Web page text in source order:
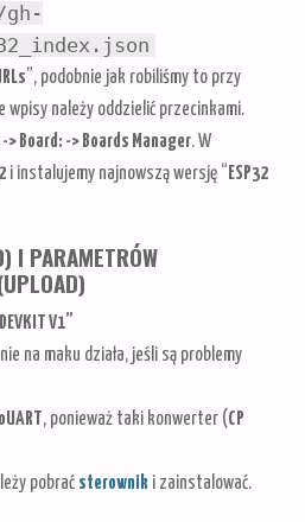
”, podobnie jak robiliśmy to przy
wpisy należy oddzielić przecinkami.
-> Board: -> Boards Manager. W
i instalujemy najnowszą wersję “ ESP32
I PARAMETRÓW
V1”
na maku działa, jeśli są problemy
, ponieważ taki konwerter (CP
pobrać sterownik i zainstalować.